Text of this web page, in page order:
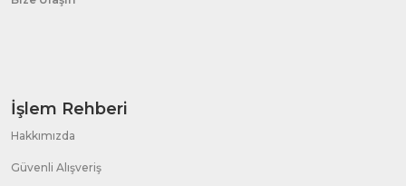
İşlem Rehberi
Hakkımızda
Güvenli Alışveriş